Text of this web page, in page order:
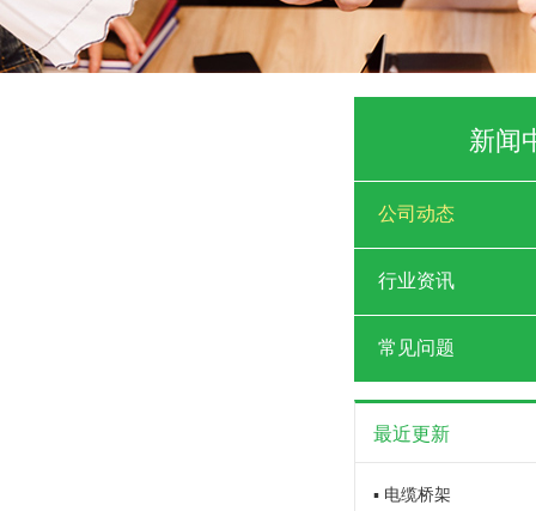
新闻
公司动态
行业资讯
常见问题
最近更新
▪ 电缆桥架